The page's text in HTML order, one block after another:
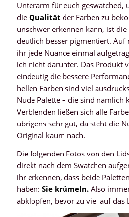
Unterarm für euch geswatched,
dieQualität der Farben zu
unschwer erkennen kann, ist die
deutlich besser pigmentiert. Auf
ihr jede Nuance einmal
ich nicht darunter. Das Produkt
eindeutig die bessere
hellen Farben sind viel
Nude Palette – die sind nämlich
Verblenden ließen sich alle
übrigens sehr gut, da steht die
Original kaum nach.
Die folgenden Fotos von den
direkt nach dem Swatchen
ihr erkennen, dass beide
haben: Sie krümeln.Also
abklopfen, bevor zu viel auf das